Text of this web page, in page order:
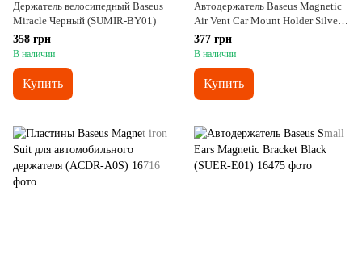
Держатель велосипедный Baseus
Miracle Черный (SUMIR-BY01)
358 грн
В наличии
Купить
Автодержатель Baseus Magnetic
Air Vent Car Mount Holder Silver
(SUGX-A0S)
377 грн
В наличии
Купить